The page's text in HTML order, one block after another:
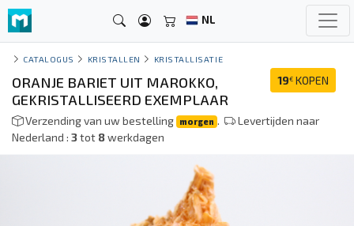
NL
CATALOGUS KRISTALLEN KRISTALLISATIE
19€ KOPEN
ORANJE BARIET UIT MAROKKO,
GEKRISTALLISEERD EXEMPLAAR
Verzending van uw bestelling morgen .
Levertijden naar
Nederland : 3tot 8werkdagen